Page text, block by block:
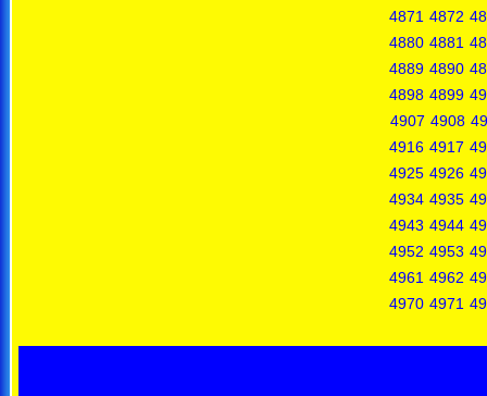
4871 4872
4880 4881
4889 4890
4898 4899
4907 4908
4916 4917
4925 4926
4934 4935
4943 4944
4952 4953
4961 4962
4970 4971